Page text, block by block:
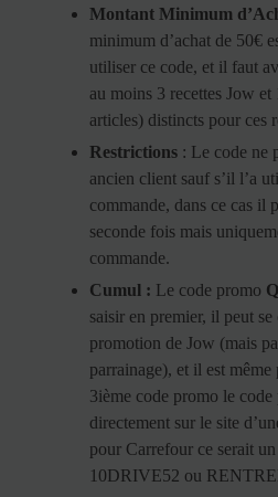
Montant Minimum
minimum d’achat de 50€
utiliser ce code, et il faut
au moins 3 recettes Jow
articles) distincts pour ces
Restrictions : Le code ne
ancien client sauf s’il l’a
commande, dans ce cas il
seconde fois mais
commande.
Cumul : Le code promo
saisir en premier, il peut
promotion de Jow (mais
parrainage), et il est même
3ième code promo le
directement sur le site
pour Carrefour ce serait
10DRIVE52 ou